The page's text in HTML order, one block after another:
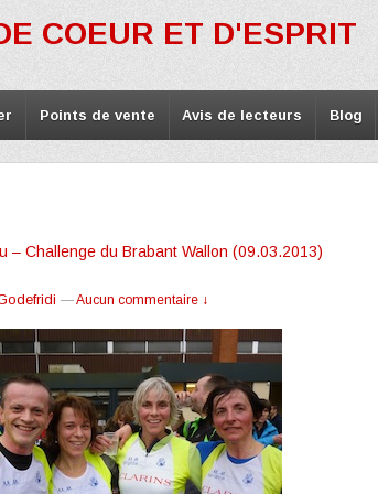
COEUR ET D'ESPRIT
Points de vente Avis de lecteurs Blog
– Challenge du Brabant Wallon (09.03.2013)
—Aucun commentaire ↓